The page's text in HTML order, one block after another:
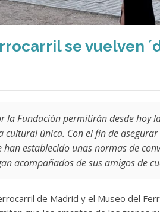
se vuelven
la Fundación permitirán desde hoy
única. Con el fin de
establecido unas normas de
acompañados de sus amigos de
de Madrid y el Museo del